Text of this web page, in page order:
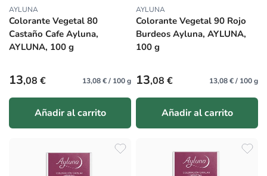
Proveedor:
AYLUNA
Colorante Vegetal 80
Castaño Cafe Ayluna,
AYLUNA, 100 g
Precio habitual
13,08 € 13,08 € / 100 g
Añadir al carrito
Proveedor:
AYLUNA
Colorante Vegetal 90 Rojo
Burdeos Ayluna, AYLUNA,
100 g
Precio habitual
13,08 € 13,08 € / 100 g
Añadir al carrito